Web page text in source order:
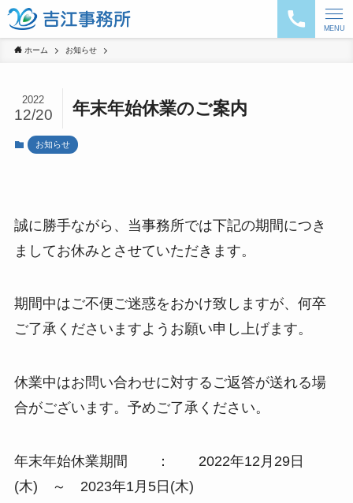
MENU
ホーム お知らせ
年末年始休業のご案内
2022
12/20
お知らせ
誠に勝手ながら、当事務所では下記の期間につき
ましてお休みとさせていただきます。
期間中はご不便ご迷惑をおかけ致しますが、何卒
ご了承くださいますようお願い申し上げます。
休業中はお問い合わせに対するご返答が送れる場
合がございます。予めご了承ください。
年末年始休業期間 ： 2022年12月29日
(木) ～ 2023年1月5日(木)